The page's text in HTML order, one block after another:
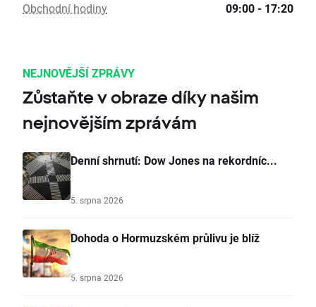
Obchodní hodiny 09:00 - 17:20
NEJNOVĚJŠÍ ZPRÁVY
Zůstaňte v obraze díky našim
nejnovějším zprávám
Denní shrnutí: Dow Jones na rekordníc...
5. srpna 2026
Dohoda o Hormuzském průlivu je blíž
5. srpna 2026